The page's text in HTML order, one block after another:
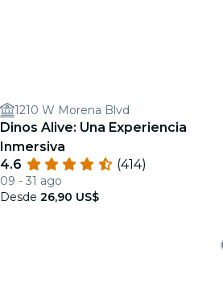
1210 W Morena Blvd
Dinos Alive: Una Experiencia
Inmersiva
4.6
(414)
09 - 31 ago
Desde 26,90 US$